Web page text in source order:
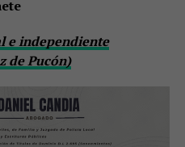
e independiente
de Pucón)